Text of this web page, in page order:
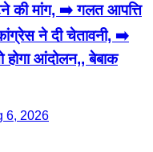
की मांग, ➡️ गलत आपत्ति
ने दी चेतावनी, ➡️
होगा आंदोलन,, बेबाक
6, 2026